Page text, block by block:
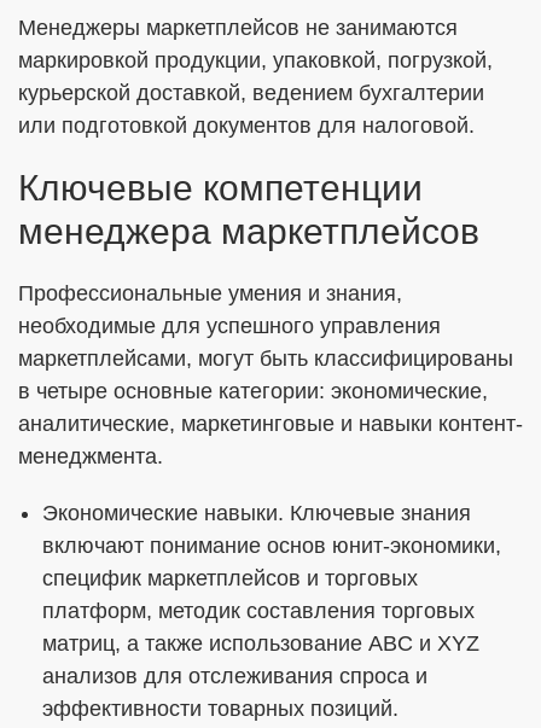
Менеджеры маркетплейсов не занимаются
маркировкой продукции, упаковкой, погрузкой,
курьерской доставкой, ведением бухгалтерии
или подготовкой документов для налоговой.
Ключевые компетенции
менеджера маркетплейсов
Профессиональные умения и знания,
необходимые для успешного управления
маркетплейсами, могут быть классифицированы
в четыре основные категории: экономические,
аналитические, маркетинговые и навыки контент-
менеджмента.
Экономические навыки. Ключевые знания
включают понимание основ юнит-экономики,
специфик маркетплейсов и торговых
платформ, методик составления торговых
матриц, а также использование ABC и XYZ
анализов для отслеживания спроса и
эффективности товарных позиций.